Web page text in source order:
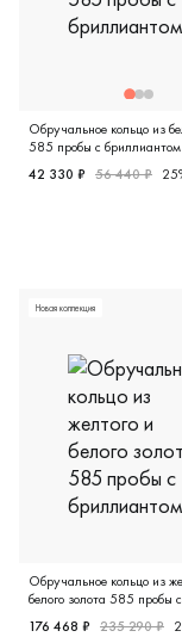
Обручальное кольцо из
585 пробы с бриллиантом
Европейская
42 330 ₽ 56 440 ₽
Новая коллекция
Обручальное кольцо из
белого золота 585 пробы с
бриллиантом
176 468 ₽ 235 290 ₽